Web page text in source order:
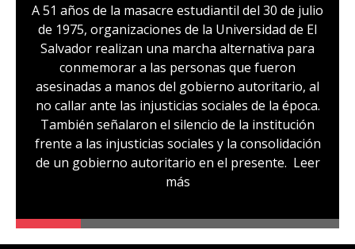
A 51 años de la masacre estudiantil del 30 de julio
de 1975, organizaciones de la Universidad de El
Salvador realizan una marcha alternativa para
conmemorar a las personas que fueron
asesinadas a manos del gobierno autoritario, al
no callar ante las injusticias sociales de la época.
También señalaron el silencio de la institución
frente a las injusticias sociales y la consolidación
de un gobierno autoritario en el presente. Leer
más